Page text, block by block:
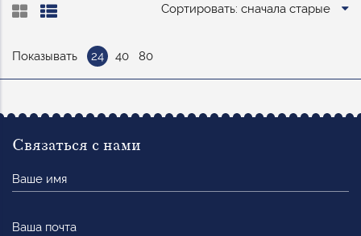
Сортировать: сначала старые
Показывать 24 40 80
Связаться с нами
имя
почта